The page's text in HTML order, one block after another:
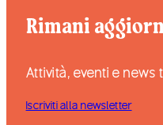
Rimani
Attività, eventi e news
Iscriviti alla newsletter